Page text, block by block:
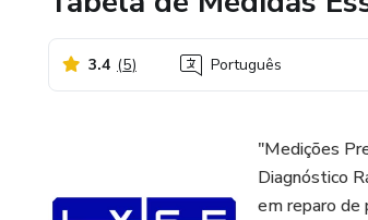
3.4 (5) Português
"Medições
Diagnóstico
em reparo de